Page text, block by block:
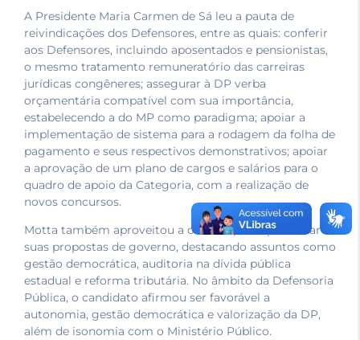
A Presidente Maria Carmen de Sá leu a pauta de
reivindicações dos Defensores, entre as quais: conferir
aos Defensores, incluindo aposentados e pensionistas,
o mesmo tratamento remuneratório das carreiras
jurídicas congêneres; assegurar à DP verba
orçamentária compatível com sua importância,
estabelecendo a do MP como paradigma; apoiar a
implementação de sistema para a rodagem da folha de
pagamento e seus respectivos demonstrativos; apoiar
a aprovação de um plano de cargos e salários para o
quadro de apoio da Categoria, com a realização de
novos concursos.
Motta também aproveitou a ocasião para apresentar
suas propostas de governo, destacando assuntos como
gestão democrática, auditoria na dívida pública
estadual e reforma tributária. No âmbito da Defensoria
Pública, o candidato afirmou ser favorável a
autonomia, gestão democrática e valorização da DP,
além de isonomia com o Ministério Público.